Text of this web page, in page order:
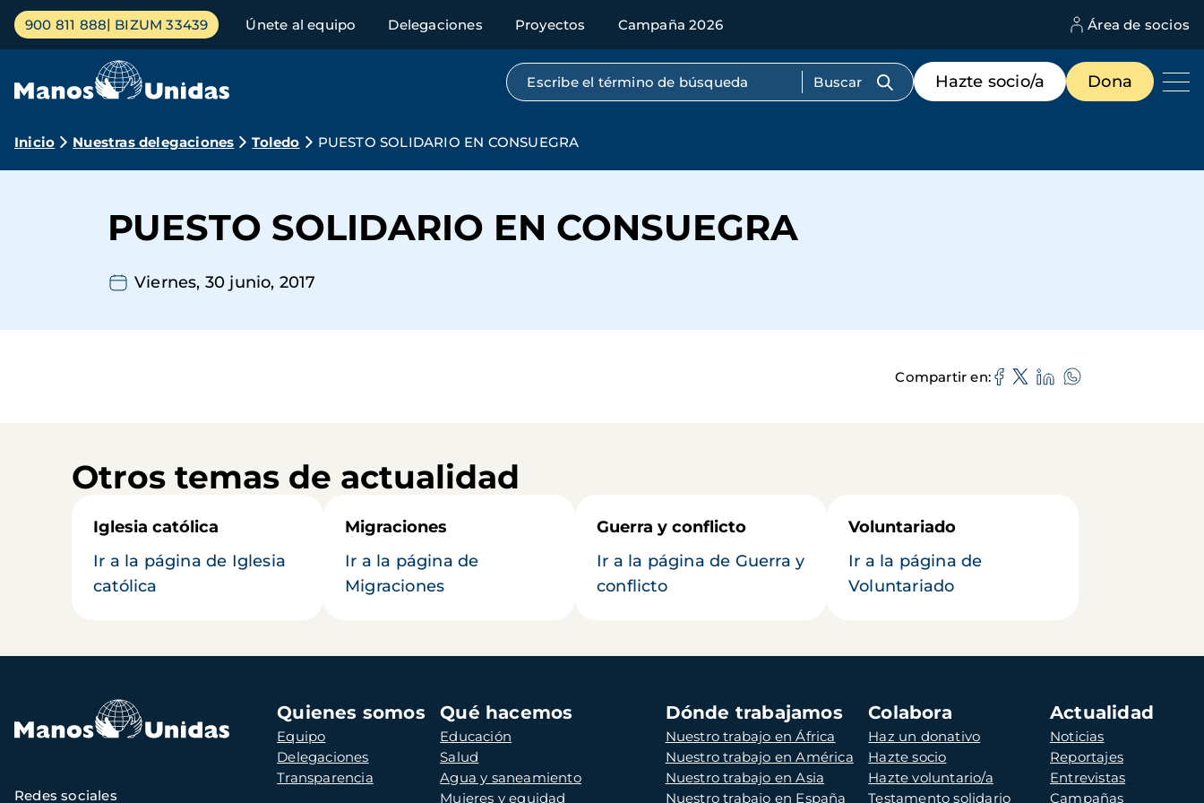
Pasar
contenido
Menú
principal
900 811 888 BIZUM 33439 Únete al equipo Delegaciones Proyectos Campaña 2026 Área de socios
Búsqueda por texto completo
Menú
de
destacados
Hazte socio/a Dona
Ruta
navegación
Inicio Nuestras delegaciones Toledo PUESTO SOLIDARIO EN CONSUEGRA
PUESTO SOLIDARIO EN CONSUEGRA
Viernes, 30 junio, 2017
Compartir en
Otros temas de actualidad
Iglesia católica
Ir a la página de Iglesia
católica
Migraciones
Ir a la página de
Migraciones
Guerra y conflicto
Ir a la página de Guerra y
conflicto
Voluntariado
Ir a la página de
Voluntariado
Navegación
principal
Quienes somos
Equipo
Delegaciones
Transparencia
Qué hacemos
Educación
Salud
Agua y saneamiento
Mujeres y equidad
Dónde trabajamos
Nuestro trabajo en África
Nuestro trabajo en América
Nuestro trabajo en Asia
Nuestro trabajo en España
Colabora
Haz un donativo
Hazte socio
Hazte voluntario/a
Testamento solidario
Actualidad
Noticias
Reportajes
Entrevistas
Campañas
Redes sociales